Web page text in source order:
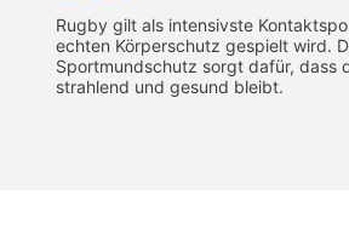
Rugby gilt als intensivste
echten Körperschutz gespielt wird.
Sportmundschutz sorgt dafür, dass
strahlend und gesund bleibt.